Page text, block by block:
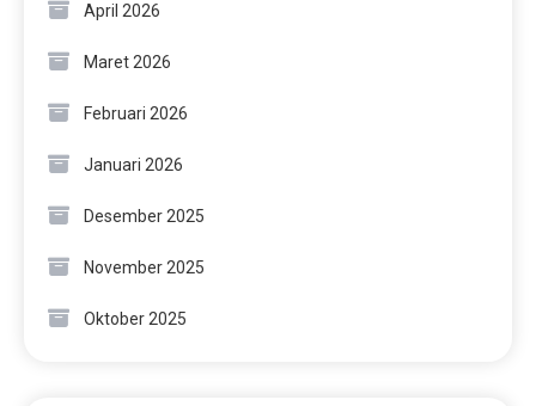
April 2026
Maret 2026
Februari 2026
Januari 2026
Desember 2025
November 2025
Oktober 2025